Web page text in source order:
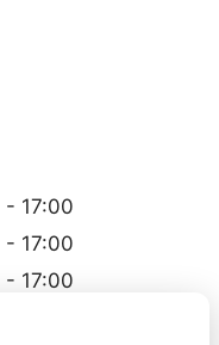
- 17:00
- 17:00
- 17:00